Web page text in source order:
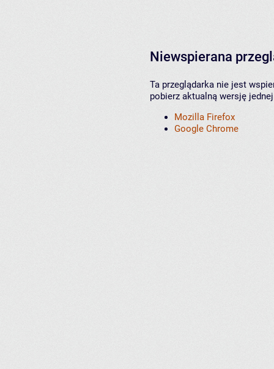
Niewspierana
Ta przeglądarka nie jest
pobierz aktualną wersję
Mozilla Firefox
Google Chrome